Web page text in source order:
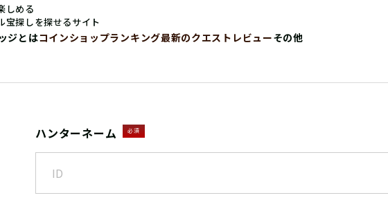
しめる
宝探しを探せるサイト
ジとはコインショップランキング最新のクエストレビューその他
ハンターネーム 必須